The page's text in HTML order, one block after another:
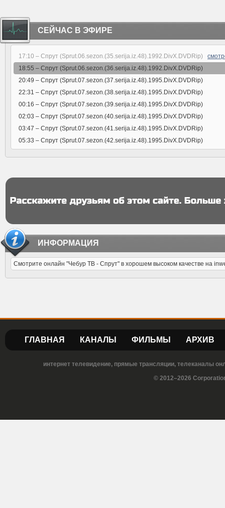
СЕЙЧАС В ЭФИРЕ
17:10 – Спрут (Sprut.06.sezon.(35.serija.iz.48).1992.DivX.DVDRip)
18:55 – Спрут (Sprut.06.sezon.(36.serija.iz.48).1992.DivX.DVDRip)
20:49 – Спрут (Sprut.07.sezon.(37.serija.iz.48).1995.DivX.DVDRip)
22:31 – Спрут (Sprut.07.sezon.(38.serija.iz.48).1995.DivX.DVDRip)
00:16 – Спрут (Sprut.07.sezon.(39.serija.iz.48).1995.DivX.DVDRip)
02:03 – Спрут (Sprut.07.sezon.(40.serija.iz.48).1995.DivX.DVDRip)
03:47 – Спрут (Sprut.07.sezon.(41.serija.iz.48).1995.DivX.DVDRip)
05:33 – Спрут (Sprut.07.sezon.(42.serija.iz.48).1995.DivX.DVDRip)
ИНФОРМАЦИЯ
Смотрите онлайн "Чебур ТВ - Спрут" в хорошем высоком качестве на
ГЛАВНАЯ КАНАЛЫ ФИЛЬМЫ АРХИВ
интернет телевидение, прямые трансляции, телеканалы
© 2012–2026